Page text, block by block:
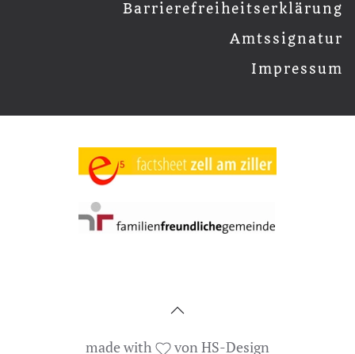
Barrierefreiheitserklärung
Amtssignatur
Impressum
made with von HS-Design